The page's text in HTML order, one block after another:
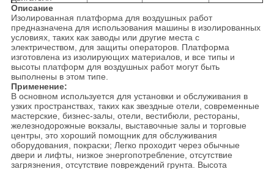
Описание
Изолированная платформа для воздушных работ
предназначена для использования машины в изолированных
условиях, таких как заводы или другие места с
электричеством, для защиты операторов. Платформа
изготовлена из изолирующих материалов, и все типы и
высоты платформ для воздушных работ могут быть
выполнены в этом типе.
Применение:
В основном используется для установки и обслуживания в
узких пространствах, таких как звездные отели, современные
мастерские, бизнес-залы, отели, вестибюли, рестораны,
железнодорожные вокзалы, выставочные залы и торговые
центры, это хороший помощник для обслуживания
оборудования, покраски; Легко проходит через обычные
двери и лифты, низкое энергопотребление, отсутствие
загрязнения, отсутствие повреждений грунта. Высота